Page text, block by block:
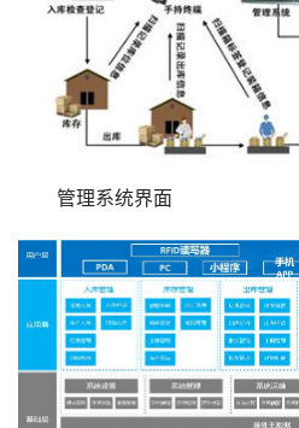
管理系统界面